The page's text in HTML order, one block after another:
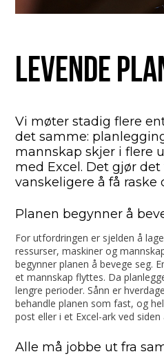
LEVENDE
Vi møter stadig flere
det samme:
mannskap skjer i flere
med Excel. Det gjør
vanskeligere å få
Planen begynner å
For utfordringen er sjelden å
ressurser, maskiner og
begynner planen å bevege seg.
et mannskap flyttes. Da
lengre perioder. Sånn er
behandle planen som fast, og
post eller i et Excel-ark ved siden
Alle må jobbe ut fra